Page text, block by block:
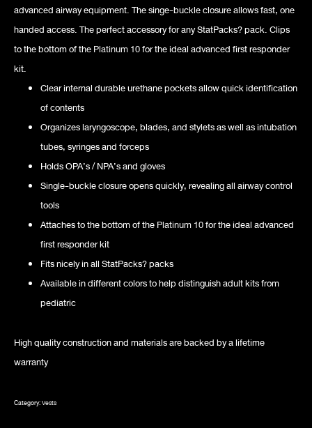
advanced airway equipment. The singe-buckle closure allows fast, one
handed access. The perfect accessory for any StatPacks? pack. Clips
to the bottom of thePlatinum 10for the ideal advanced first responder
kit.
Clear internal durable urethane pockets allow quick identification
of contents
Organizes laryngoscope, blades, and stylets as well as intubation
tubes, syringes and forceps
Holds OPA’s / NPA’s and gloves
Single-buckle closure opens quickly, revealing all airway control
tools
Attaches to the bottom of thePlatinum 10for the ideal advanced
first responder kit
Fits nicely in all StatPacks? packs
Available in different colors to help distinguish adult kits from
pediatric
High quality construction and materials are backed by a lifetime
warranty
Category:Vests